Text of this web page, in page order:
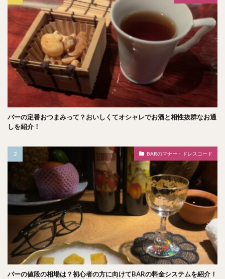
バーの定番おつまみって？おいしくてオシャレでお酒と相性抜群なお通
しを紹介！
BARのマナー・ドレスコード
バーの値段の相場は？初心者の方に向けてBARの料金システムを紹介！